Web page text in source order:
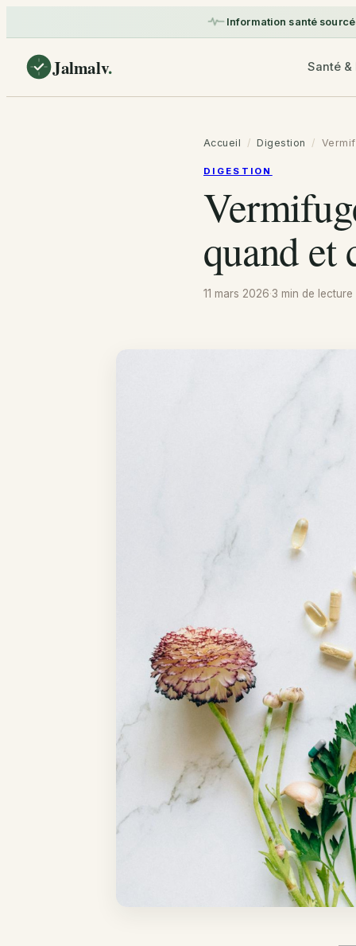
Information santé
Jalmalv. Santé
Accueil / Digestion /
DIGESTION
quand et
11 mars 2026·3 min de lecture